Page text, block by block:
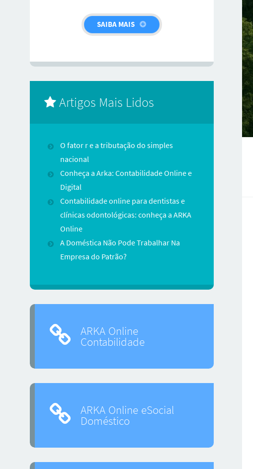
SAIBA MAIS
Artigos Mais Lidos
O fator r e a tributação do simples
nacional
Conheça a Arka: Contabilidade Online e
Digital
Contabilidade online para dentistas e
clínicas odontológicas: conheça a ARKA
Online
A Doméstica Não Pode Trabalhar Na
Empresa do Patrão?
ARKA Online
Contabilidade
ARKA Online eSocial
Doméstico